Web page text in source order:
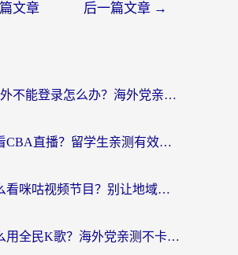
文章 后一篇文章 →
12123在境外不能登录怎么办？海外党亲测有效的回国加速方案
海外如何看CBA直播？留学生亲测有效的体育赛事观看指南
在国外怎么看咪咕视频节目？别让地域限制挡住你的追剧自由
在国外怎么用全民K歌？海外党亲测不卡顿的回国加速秘籍